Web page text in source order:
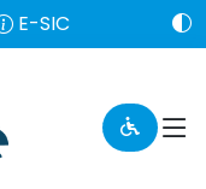
E-SIC